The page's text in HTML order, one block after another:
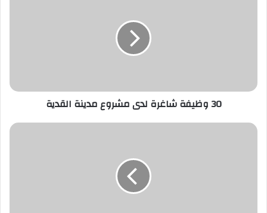
30 وظيفة شاغرة لدى مشروع مدينة القدية
وزارة